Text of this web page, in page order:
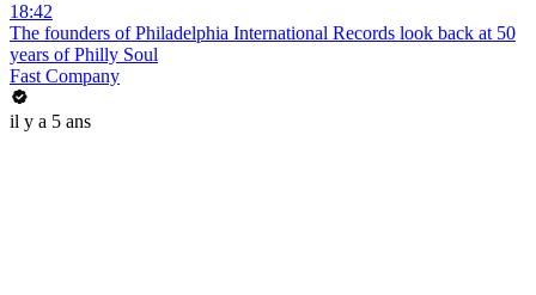
18:42
The founders of Philadelphia International Records look back at 50
years of Philly Soul
Fast Company
il y a 5 ans